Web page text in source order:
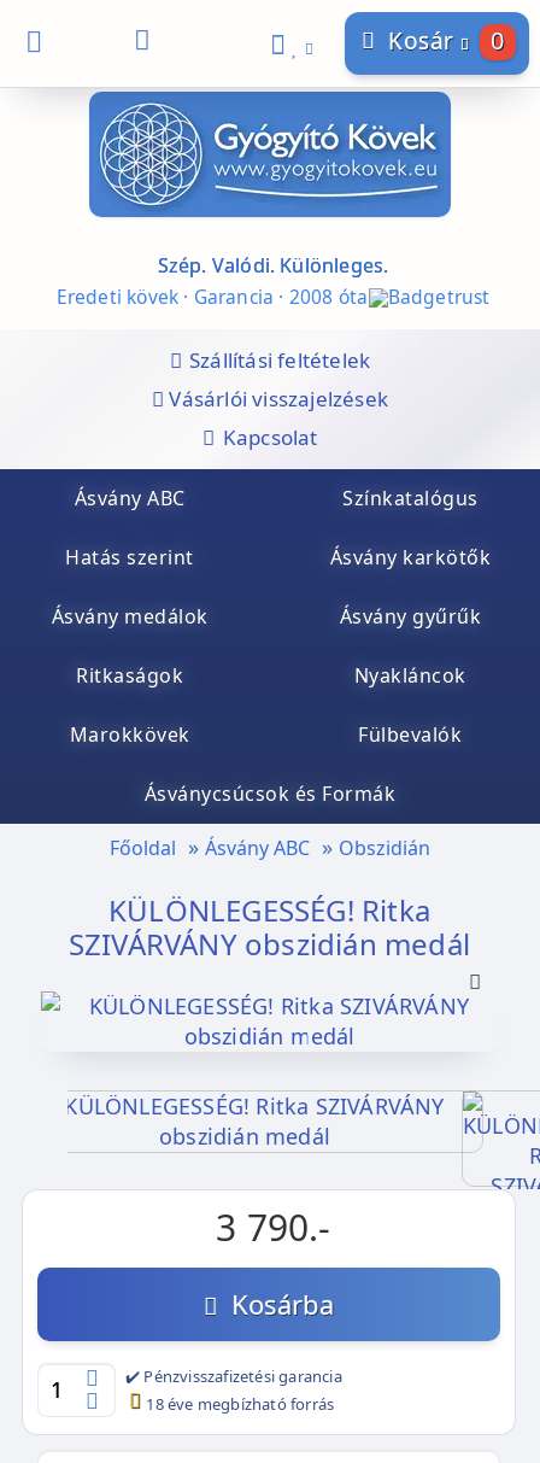
Kosár 0
Szép. Valódi. Különleges.
Eredeti kövek · Garancia · 2008 óta
Szállítási feltételek
Vásárlói visszajelzések
Kapcsolat
Ásvány ABC Színkatalógus
Hatás szerint Ásvány karkötők
Ásvány medálok Ásvány gyűrűk
Ritkaságok Nyakláncok
Marokkövek Fülbevalók
Ásványcsúcsok és Formák
Főoldal Ásvány ABC Obszidián
KÜLÖNLEGESSÉG! Ritka
SZIVÁRVÁNY obszidián medál
3 790.-
Kosárba
✔️ Pénzvisszafizetési garancia
18 éve megbízható forrás